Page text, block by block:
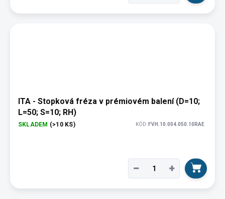
ITA - Stopková fréza v prémiovém balení (D=10;
L=50; S=10; RH)
SKLADEM (>10 KS) KÓD: FVH.10.004.050.10RAE
+
−